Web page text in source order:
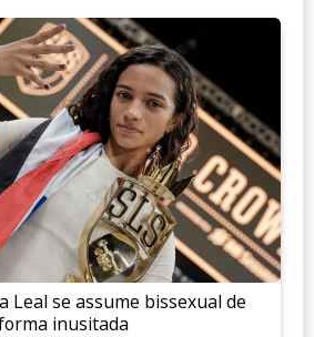
Leal se assume bissexual de
inusitada